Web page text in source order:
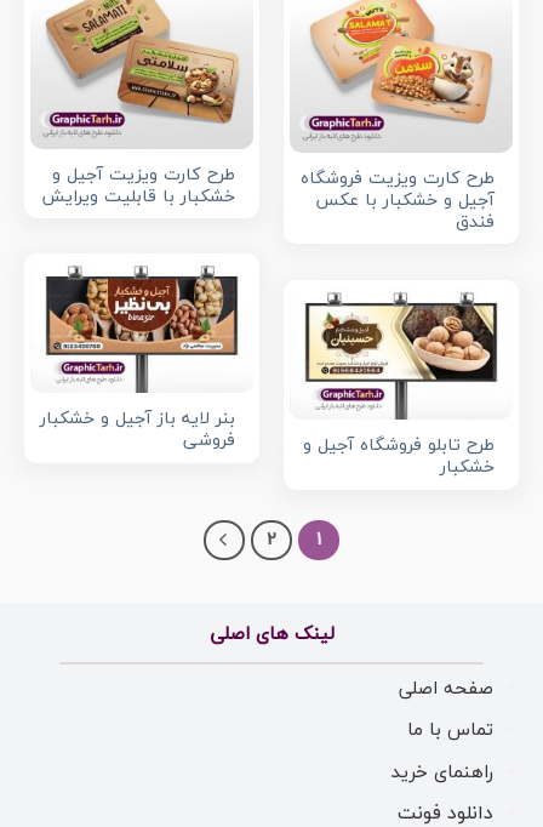
طرح کارت ویزیت آجیل و
خشکبار با قابلیت ویرایش
طرح کارت ویزیت فروشگاه
آجیل و خشکبار با عکس
فندق
بنر لایه باز آجیل و خشکبار
فروشی
طرح تابلو فروشگاه آجیل و
خشکبار
1
2
لینک های اصلی
صفحه اصلی
تماس با ما
راهنمای خرید
دانلود فونت